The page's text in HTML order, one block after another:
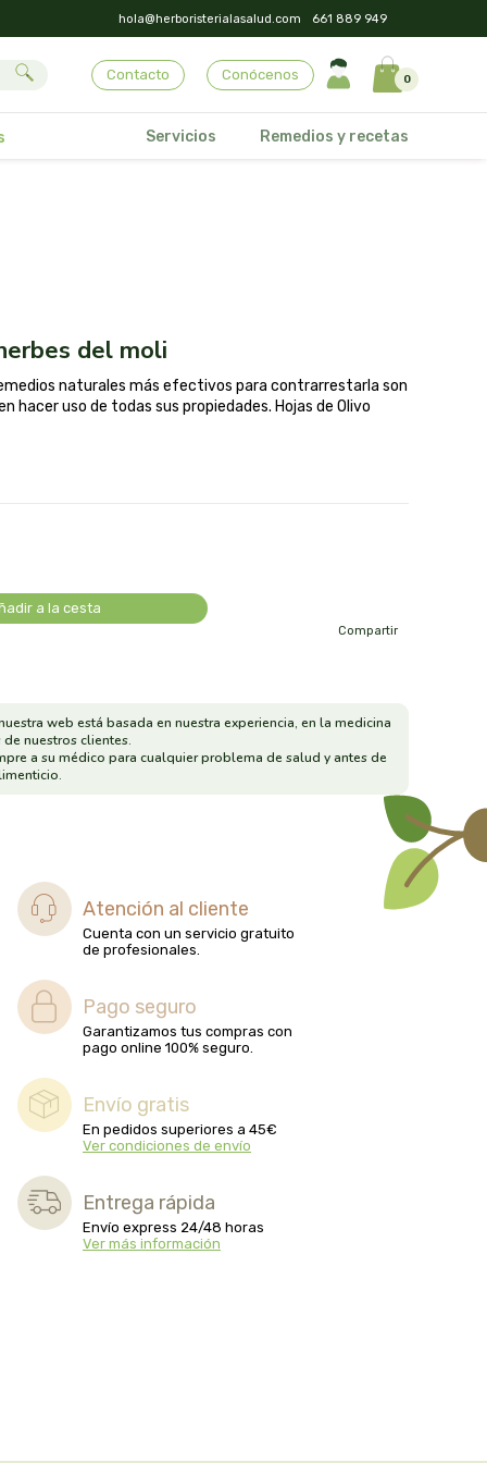
hola@herboristerialasalud.com 661 889 949
Contacto Conócenos 0
Servicios Remedios y recetas
del moli
naturales más efectivos para contrarrestarla son
hacer uso de todas sus propiedades. Hojas de Olivo
a la cesta
Compartir
web está basada en nuestra experiencia, en la medicina
nuestros clientes.
a su médico para cualquier problema de salud y antes de
Atención al cliente
Cuenta con un servicio gratuito
de profesionales.
Pago seguro
Garantizamos tus compras con
pago online 100% seguro.
Envío gratis
En pedidos superiores a 45€
Ver condiciones de envío
Entrega rápida
Envío express 24/48 horas
Ver más información